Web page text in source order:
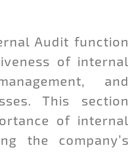
Audit function
of internal
and
This section
of internal
the company’s